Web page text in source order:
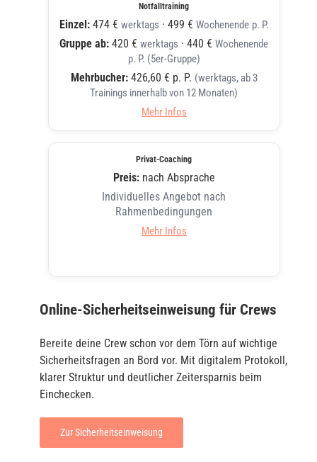
Notfalltraining
Einzel: 474 € werktags · 499 € Wochenende p. P.
Gruppe ab: 420 € werktags ·440 € Wochenende
p. P. (5er-Gruppe)
Mehrbucher: 426,60 € p. P. (werktags, ab 3
Trainings innerhalb von 12 Monaten)
Mehr Infos
Privat-Coaching
Preis:nach Absprache
Individuelles Angebot nach
Rahmenbedingungen
Mehr Infos
Online-Sicherheitseinweisung für Crews
Bereite deine Crew schon vor dem Törn auf wichtige
Sicherheitsfragen an Bord vor. Mit digitalem Protokoll,
klarer Struktur und deutlicher Zeitersparnis beim
Einchecken.
Zur Sicherheitseinweisung